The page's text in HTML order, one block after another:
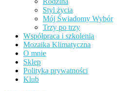
Styl życia
Mój Świadomy Wybór
Trzy po trzy
Współpraca i szkolenia
Mozaika Klimatyczna
O mnie
Sklep
Polityka prywatności
Klub